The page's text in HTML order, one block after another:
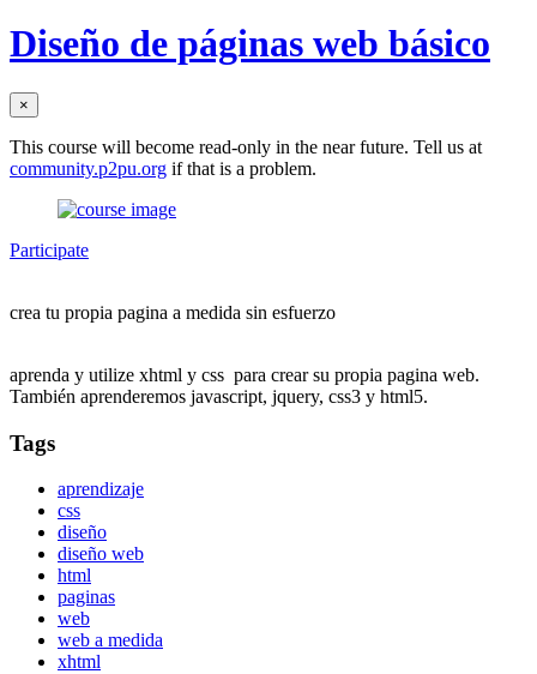
Diseño de páginas web básico
×
This course will become read-only in the near future. Tell us at
community.p2pu.org if that is a problem.
Participate
crea tu propia pagina a medida sin esfuerzo
aprenda y utilize xhtml y css para crear su propia pagina web.
También aprenderemos javascript, jquery, css3 y html5.
Tags
aprendizaje
css
diseño
diseño web
html
paginas
web
web a medida
xhtml